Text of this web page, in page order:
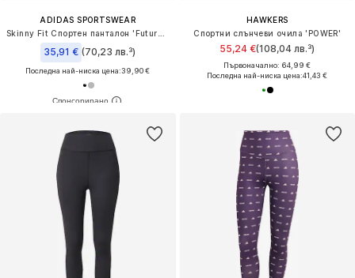
ADIDAS SPORTSWEAR
35,91 € (70,23 лв.³)
Последна най-ниска цена:39,90 €
HAWKERS
Спортни слънчеви очила 'POWER'
55,24 €(108,04 лв.³)
Първоначално: 64,99 €
Последна най-ниска цена:41,43 €